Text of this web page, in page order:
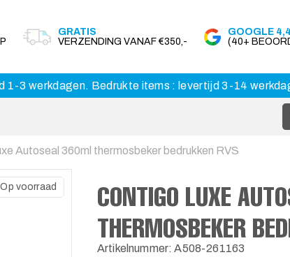
GRATIS
VERZENDING VANAF €350,-
GOOGLE 4,4
(40+
1-3 werkdagen. Bedrukte items : levertijd 3-14
Autoseal 360ml thermosbeker bedrukken RVS
Op voorraad
CONTIGO LUXE
THERMOSBEKER
Artikelnummer: A508-261163